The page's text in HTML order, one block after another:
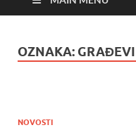
OZNAKA:
NOVOSTI